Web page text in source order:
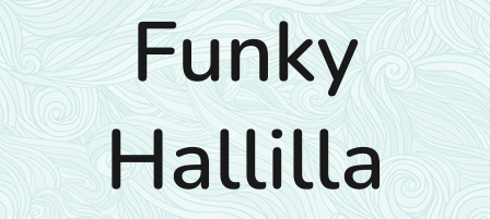
Funky
Hallilla